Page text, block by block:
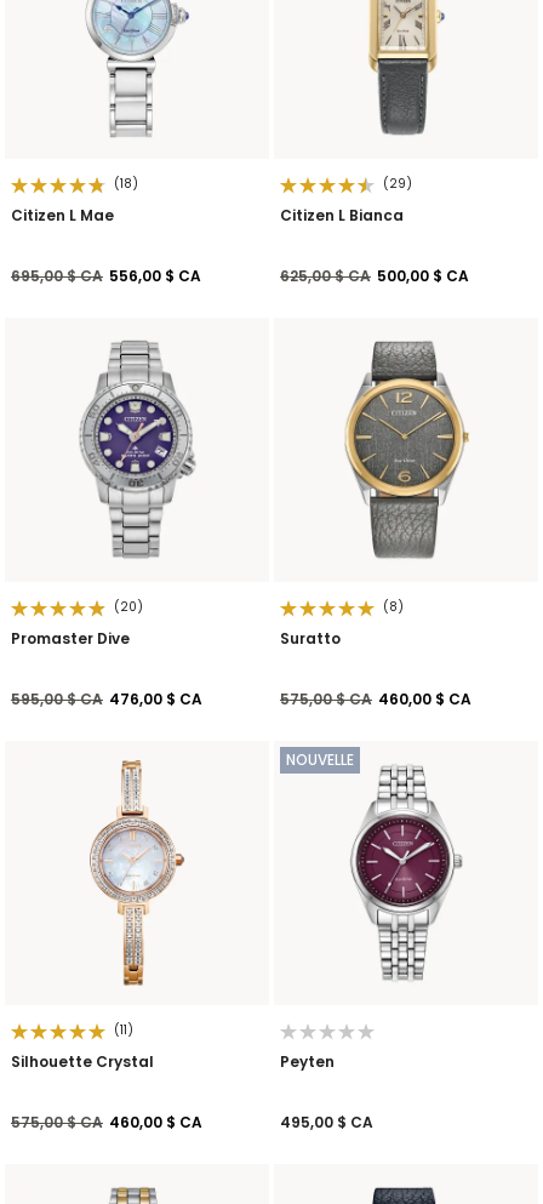
(18)
Citizen L Mae
Prix réduit de
695,00 $ CAà556,00 $ CA
(29)
Citizen L Bianca
Prix réduit de
625,00 $ CAà500,00 $ CA
(20)
Promaster Dive
Prix réduit de
595,00 $ CAà476,00 $ CA
(8)
Suratto
Prix réduit de
575,00 $ CAà460,00 $ CA
(11)
Silhouette Crystal
Prix réduit de
575,00 $ CAà460,00 $ CA
NOUVELLE
Peyten
495,00 $ CA